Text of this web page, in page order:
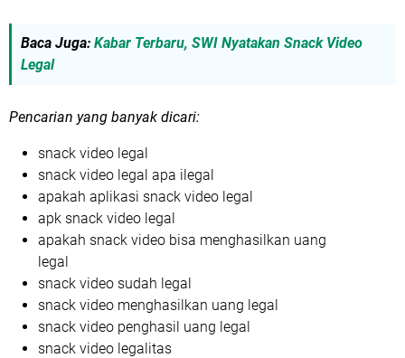
Baca Juga: Kabar Terbaru, SWI Nyatakan Snack Video
Legal
Pencarian yang banyak dicari:
snack video legal
snack video legal apa ilegal
apakah aplikasi snack video legal
apk snack video legal
apakah snack video bisa menghasilkan uang
legal
snack video sudah legal
snack video menghasilkan uang legal
snack video penghasil uang legal
snack video legalitas